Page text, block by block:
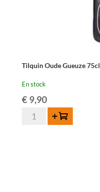
Tilquin Oude Gueuze 75cl
En stock
€9,90
quantité
Ajouter au panier